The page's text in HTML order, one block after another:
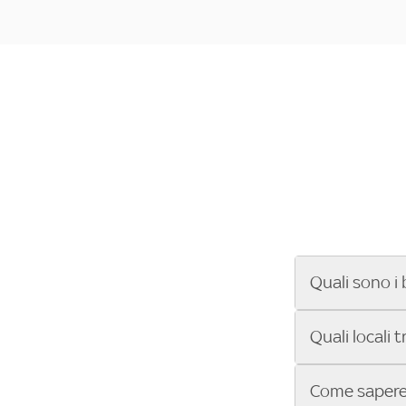
Quali sono i
Se cerchi un
ENILIVE, la
Sky Bar ti
Quali locali
Vuoi sapere
Come